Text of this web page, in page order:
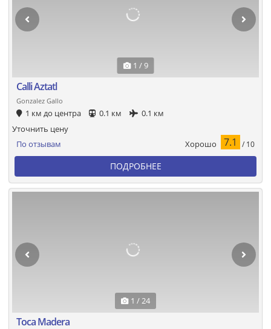
1 / 9
Calli Aztatl
Gonzalez Gallo
1 км до центра 0.1 км 0.1 км
По отзывам Хорошо 7.1 / 10
Уточнить цену
ПОДРОБНЕЕ
1 / 24
Toca Madera